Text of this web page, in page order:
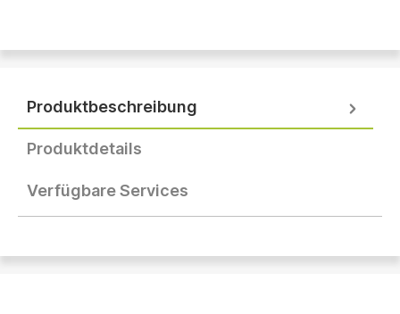
Produktbeschreibung
Produktdetails
Verfügbare Services